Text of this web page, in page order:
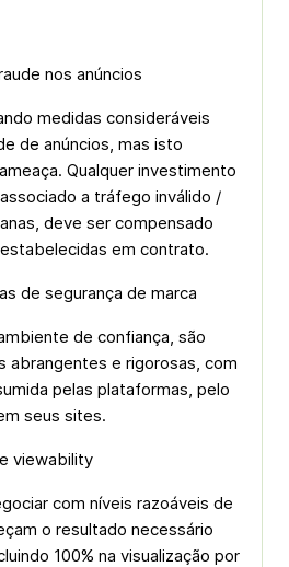
nos anúncios
medidas consideráveis
de anúncios, mas isto
Qualquer investimento
a tráfego inválido /
deve ser compensado
em contrato.
de segurança de marca
de confiança, são
abrangentes e rigorosas, com
pelas plataformas, pelo
seus sites.
viewability
com níveis razoáveis de
o resultado necessário
100% na visualização por